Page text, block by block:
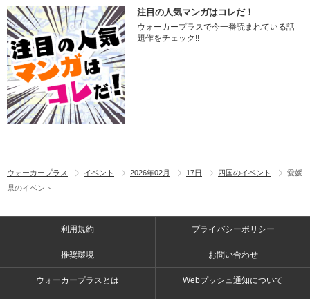
注目の人気マンガはコレだ！
ウォーカープラスで今一番読まれている話
題作をチェック!!
ウォーカープラス イベント 2026年02月 17日 四国のイベント
愛媛
県のイベント
利用規約 プライバシーポリシー
推奨環境 お問い合わせ
ウォーカープラスとは Webプッシュ通知について